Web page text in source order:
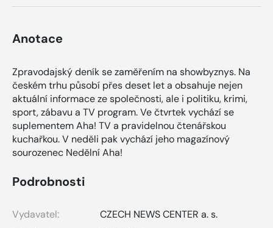
Anotace
Zpravodajský deník se zaměřením na showbyznys. Na
českém trhu působí přes deset let a obsahuje nejen
aktuální informace ze společnosti, ale i politiku, krimi,
sport, zábavu a TV program. Ve čtvrtek vychází se
suplementem Aha! TV a pravidelnou čtenářskou
kuchařkou. V neděli pak vychází jeho magazínový
sourozenec Nedělní Aha!
Podrobnosti
Vydavatel:
CZECH NEWS CENTER a. s.